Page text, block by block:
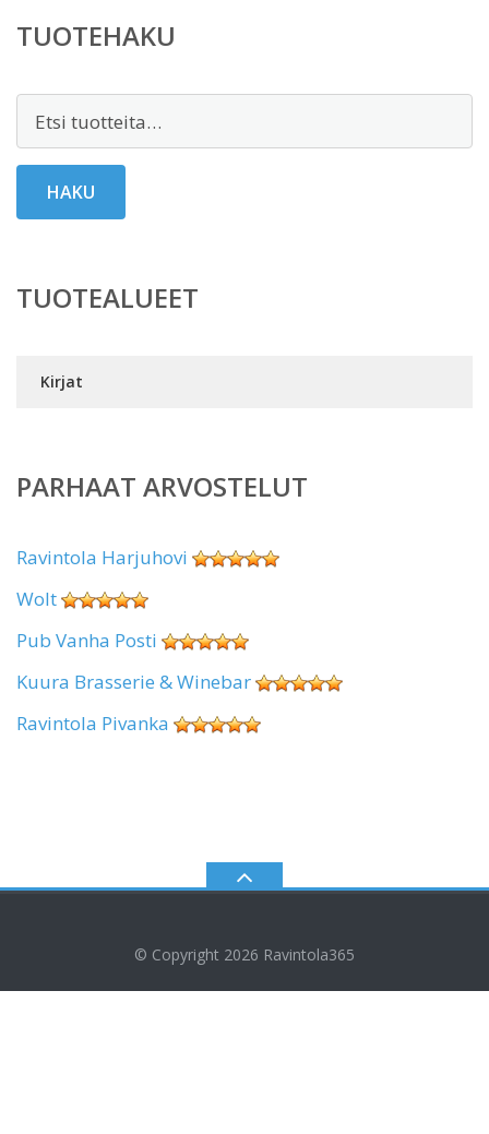
TUOTEHAKU
HAKU
TUOTEALUEET
Kirjat
PARHAAT ARVOSTELUT
Ravintola Harjuhovi
Wolt
Pub Vanha Posti
Kuura Brasserie & Winebar
Ravintola Pivanka
© Copyright 2026 Ravintola365